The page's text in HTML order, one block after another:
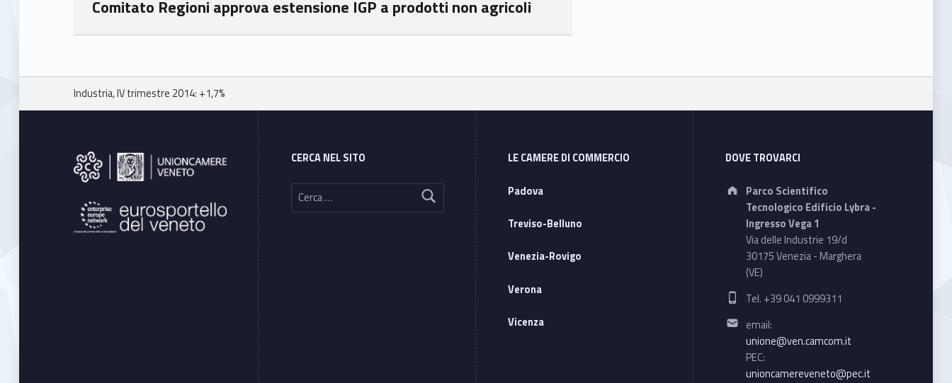
Comitato Regioni approva estensione IGP a prodotti non agricoli
Skip back to main navigation
Breadcrumbs navigation
Industria, IV trimestre 2014: +1,7%
Footer sidebar
CERCA NEL SITO
Ricerca per:
LE CAMERE DI COMMERCIO
Padova
Treviso-Belluno
Venezia-Rovigo
Verona
Vicenza
DOVE TROVARCI
Address:
Parco Scientifico
Tecnologico Edificio Lybra -
Ingresso Vega 1
Via delle Industrie 19/d
30175 Venezia - Marghera
(VE)
Phone number:
Tel. +39 041 0999311
Email address:
email:
unione@ven.camcom.it
PEC:
unioncamereveneto@pec.it